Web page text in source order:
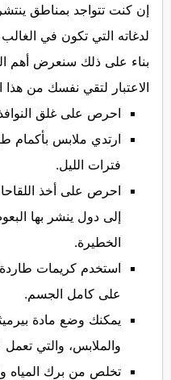
إن كنت تتواجد بمناطق
لدغاته التي تكون في
بناء على ذلك سنعرض أهم
الاعتبار لتقي نفسك من هذا
احرص على غلق النوافذ
ارتدي ملابس بأكمام
فترات الليل.
احرص على أخذ
إلى دول ينشر بها
الخطيرة.
استخدم كريمات
على كامل الجسم.
يمكنك وضع مادة
والملابس، والتي
تخلص من برك المياه